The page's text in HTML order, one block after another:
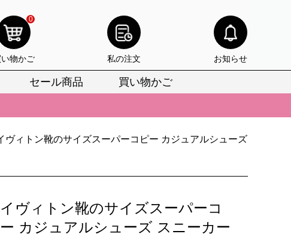
0
い物かご 私の注文 お知らせ
セール商品 買い物かご
選びいただけます。
だけます。
がりをお見逃しなく。
選びいただけます。
がりをお見逃しなく。
ヴィトン靴のサイズスーパーコピー カジュアルシューズ
ヴィトン靴のサイズスーパーコ
カジュアルシューズ スニーカー